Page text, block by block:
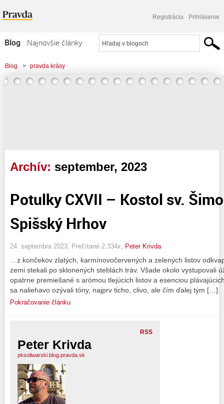
Registrácia Prihlásenie
Blog
Najnovšie články
Najčítanejšie články
Najkomentovanejšie články
Blog > pravda krásy
> Potulky CXVII - Kostol sv. Šimona a Júdu, Spišský Hrhov
Archív: september, 2023
Potulky CXVII – Kostol sv.
Spišský Hrhov
24. septembra 2023, Prečítané 2 334x, Peter Krivda
…z končekov zlatých, karmínovočervených a zelených listov
zemi stekali po sklonených steblách tráv. Všade okolo vystupovali
opatrne premiešané s arómou tlejúcich listov a esenciou
sa naliehavo ozývali tóny, najprv ticho, clivo, ale čím ďalej tým […]
Pokračovanie článku
RSS
Peter Krivda
pksoliwarski.blog.pravda.sk